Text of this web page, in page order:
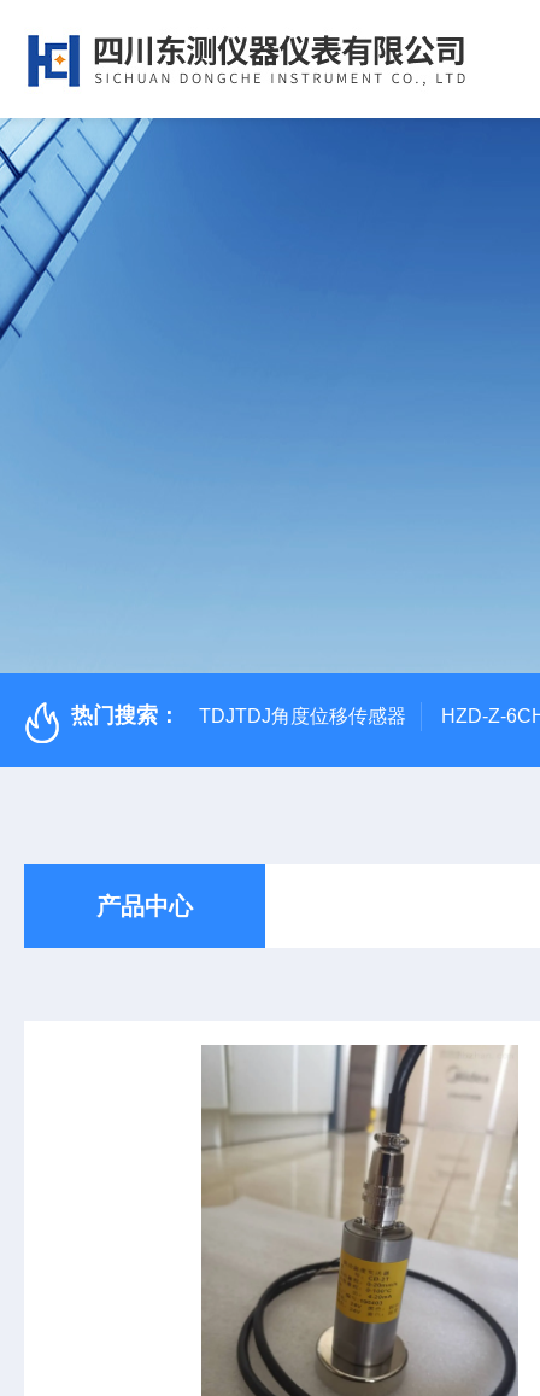
热门搜索： TDJTDJ角度位移传感器 HZD-Z-
产品中心